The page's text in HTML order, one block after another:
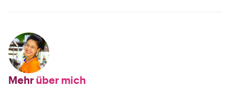
Mehr über mich